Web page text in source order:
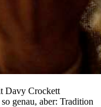
Davy Crockett
genau, aber: Tradition